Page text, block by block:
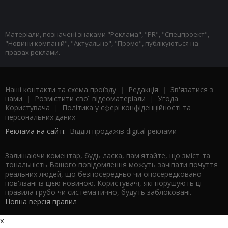
Матеріали, позначені знаками "Реклама", "PR", "Спецпроект",
"Новини компаній", "Актуально", "Промо", публікуються на
правах реклами.
Наші контакти та схема проїзду | Редакція | Зв'язатися з
нами | Розмістити свої відеоматеріали | Угода
Користувача |
Політика у сфері конфіденційності та
персональних даних
Реклама на сайті: Відділ продажів digital реклами
Залишаючи коментар, будь ласка, пам'ятайте, що зміст та
тональність Вашого повідомлення можуть зачіпати почуття
реальних людей, що безпосередньо чи опосередковано
пов'язані із цією новиною. Користувачі, які порушують ці
правила грубо чи систематично, будуть заблоковані.
Повна версія правил
x